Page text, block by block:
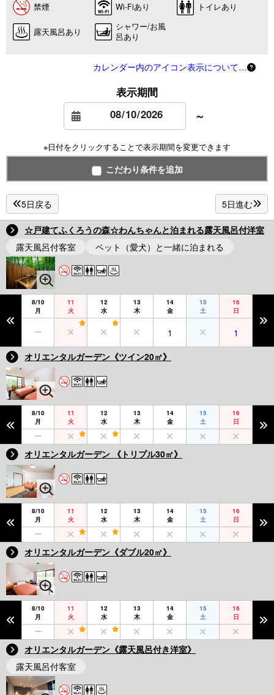
禁煙 Wi-Fiあり トイレあり
露天風呂あり
シャワー/お風
呂あり
カレンダー内のアイコン表示について…
表示期間
～
※日付をクリックすることで表示期間を変更できます
こだわり条件を追加
5日戻る 5日進む
☆戸建てふくろうの森☆わんちゃんと泊まれる露天風呂付洋室
露天風呂付客室
ペット（愛犬）と一緒に泊まれる
8/10
月
11
火
12
水
13
木
14
金
15
土
16
日
1
1
オリエンタルガーデン《ツイン20㎡》
8/10
月
11
火
12
水
13
木
14
金
15
土
16
日
オリエンタルガーデン 《トリプル30㎡》
8/10
月
11
火
12
水
13
木
14
金
15
土
16
日
オリエンタルガーデン《ダブル20㎡》
8/10
月
11
火
12
水
13
木
14
金
15
土
16
日
オリエンタルガーデン《露天風呂付き洋室》
露天風呂付客室